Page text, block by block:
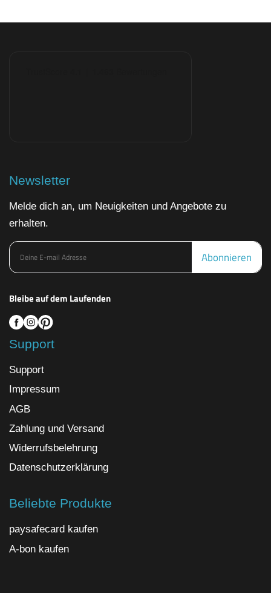
Support
Support
Impressum
AGB
Zahlung und Versand
Widerrufsbelehrung
Datenschutzerklärung
Beliebte Produkte
paysafecard kaufen
A-bon kaufen
Newsletter
Melde dich an, um Neuigkeiten und Angebote zu
erhalten.
Abonnieren
Bleibe auf dem Laufenden